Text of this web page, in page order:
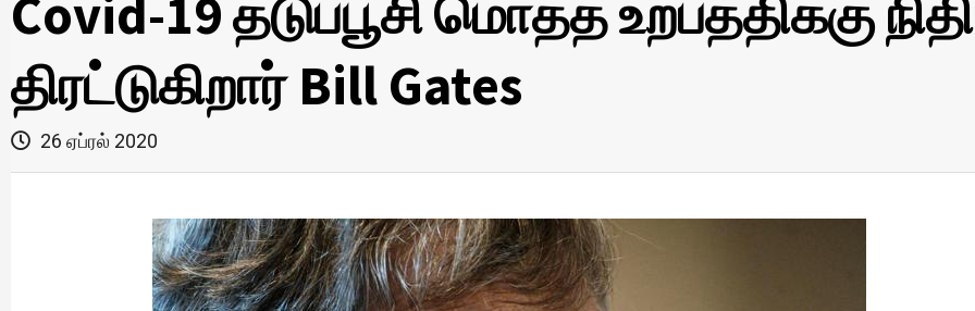
Covid-19 தடுப்பூசி மொத்த உற்பத்திக்கு நிதி
திரட்டுகிறார் Bill Gates
26 ஏப்ரல் 2020